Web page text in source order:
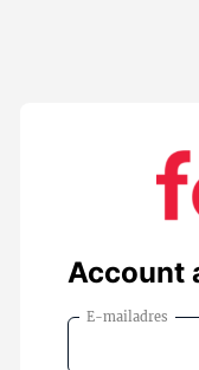
Account
E-mailadres